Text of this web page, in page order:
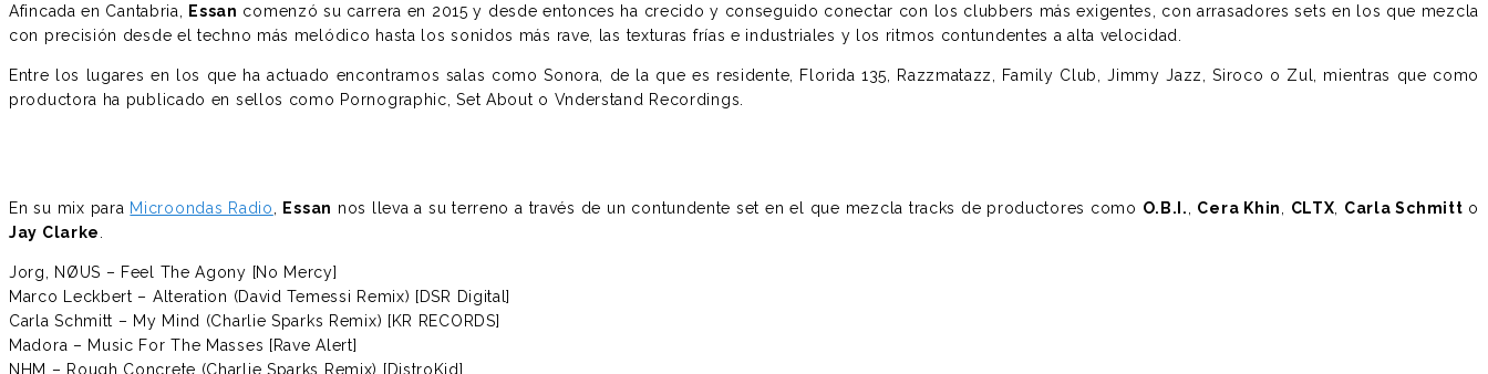
Afincada en Cantabria, Essan comenzó su carrera en 2015 y desde entonces ha crecido y conseguido conectar con los clubbers más exigentes, con arrasadores sets en los que mezcla
con precisión desde el techno más melódico hasta los sonidos más rave, las texturas frías e industriales y los ritmos contundentes a alta velocidad.
Entre los lugares en los que ha actuado encontramos salas como Sonora, de la que es residente, Florida 135, Razzmatazz, Family Club, Jimmy Jazz, Siroco o Zul, mientras que como
productora ha publicado en sellos como Pornographic, Set About o Vnderstand Recordings.
En su mix para Microondas Radio Essan nos lleva a su terreno a través de un contundente set en el que mezcla tracks de productores como O.B.I. Cera Khin CLTX Carla Schmitt o
Jay Clarke
Jorg, NØUS – Feel The Agony [No Mercy]
Marco Leckbert – Alteration (David Temessi Remix) [DSR Digital]
Carla Schmitt – My Mind (Charlie Sparks Remix) [KR RECORDS]
Madora – Music For The Masses [Rave Alert]
NHM – Rough Concrete (Charlie Sparks Remix) [DistroKid]